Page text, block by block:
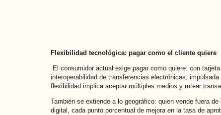
Flexibilidad tecnológica: pagar como el cliente quiere
El consumidor actual exige pagar como quiere: con
interoperabilidad de transferencias electrónicas,
flexibilidad implica aceptar múltiples medios y rutear
También se extiende a lo geográfico: quien vende fuera
digital, cada punto porcentual de mejora en la tasa de